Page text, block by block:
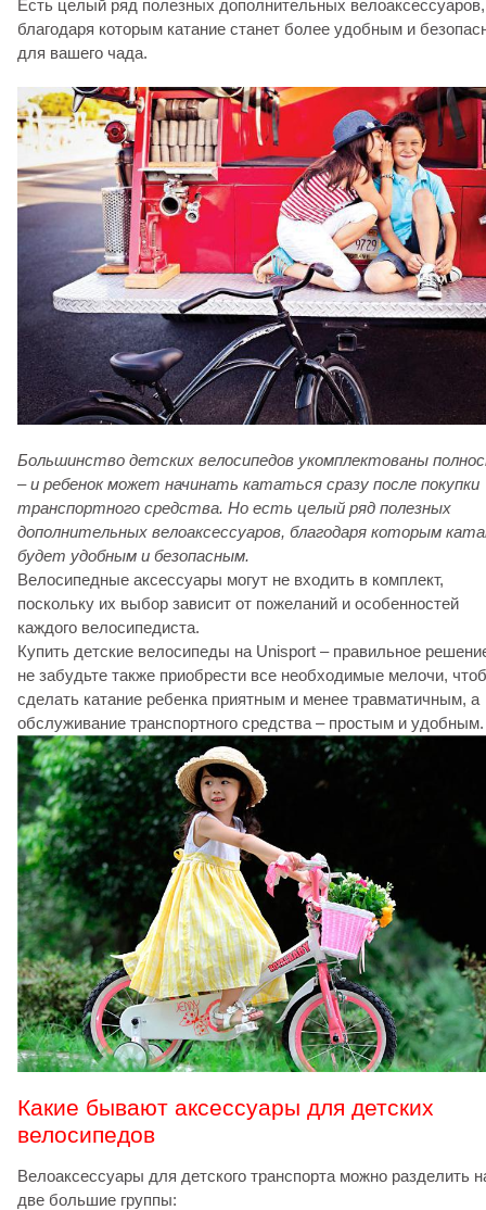
Есть целый ряд полезных дополнительных велоаксессуаров,
благодаря которым катание станет более удобным и
для вашего чада.
Большинство детских велосипедов укомплектованы
– и ребенок может начинать кататься сразу после покупки
транспортного средства. Но есть целый ряд полезных
дополнительных велоаксессуаров, благодаря которым
будет удобным и безопасным.
Велосипедные аксессуары могут не входить в комплект,
поскольку их выбор зависит от пожеланий и особенностей
каждого велосипедиста.
Купить детские велосипеды на Unisport – правильное
не забудьте также приобрести все необходимые мелочи,
сделать катание ребенка приятным и менее травматичным, а
обслуживание транспортного средства – простым и удобным.
Какие бывают аксессуары для детских
велосипедов
Велоаксессуары для детского транспорта можно разделить
две большие группы: